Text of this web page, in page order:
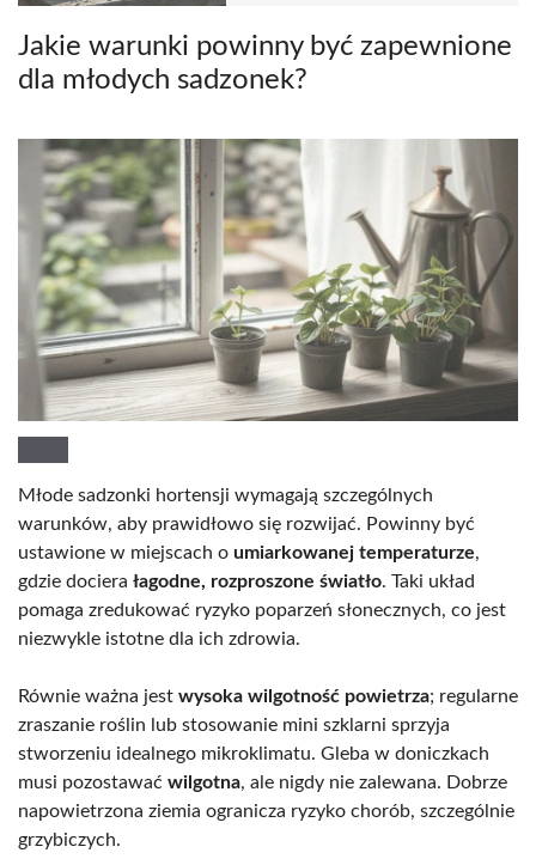
Jakie warunki powinny być zapewnione
dla młodych sadzonek?
Młode sadzonki hortensji wymagają szczególnych
warunków, aby prawidłowo się rozwijać. Powinny być
ustawione w miejscach o umiarkowanej temperaturze,
gdzie dociera łagodne, rozproszone światło. Taki układ
pomaga zredukować ryzyko poparzeń słonecznych, co jest
niezwykle istotne dla ich zdrowia.
Równie ważna jest wysoka wilgotność powietrza; regularne
zraszanie roślin lub stosowanie mini szklarni sprzyja
stworzeniu idealnego mikroklimatu. Gleba w doniczkach
musi pozostawać wilgotna, ale nigdy nie zalewana. Dobrze
napowietrzona ziemia ogranicza ryzyko chorób, szczególnie
grzybiczych.